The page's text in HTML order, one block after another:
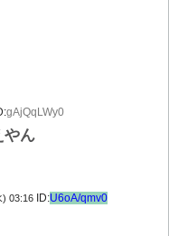
gAjQqLWy0
やん
) 03:16 ID:U6oA/qmv0